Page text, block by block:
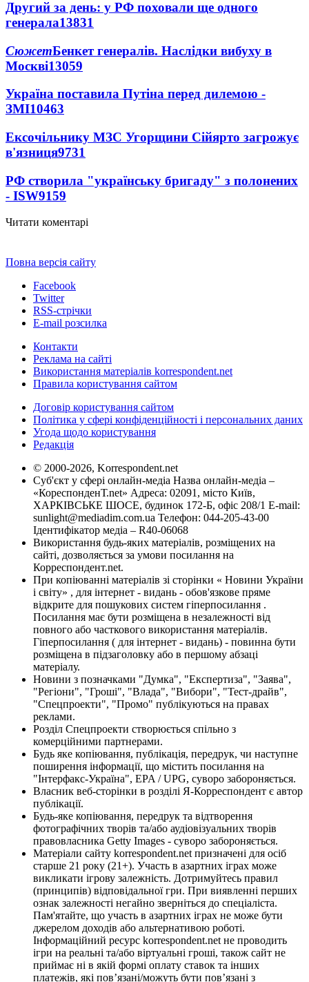
Другий за день: у РФ поховали ще одного
генерала13831
СюжетБенкет генералів. Наслідки вибуху в
Москві13059
Україна поставила Путіна перед дилемою -
ЗМІ10463
Ексочільнику МЗС Угорщини Сійярто загрожує
в'язниця9731
РФ створила "українську бригаду" з полонених
- ISW9159
Читати коментарі
Повна версія сайту
Facebook
Twitter
RSS-стрічки
E-mail розсилка
Контакти
Реклама на сайті
Використання матеріалів korrespondent.net
Правила користування сайтом
Договір користування сайтом
Політика у сфері конфіденційності і персональних даних
Угода щодо користування
Редакція
© 2000-2026, Korrespondent.net
Суб'єкт у сфері онлайн-медіа Назва онлайн-медіа –
«КореспонденТ.net» Адреса: 02091, місто Київ,
ХАРКІВСЬКЕ ШОСЕ, будинок 172-Б, офіс 208/1 E-mail:
sunlight@mediadim.com.ua Телефон: 044-205-43-00
Ідентифікатор медіа – R40-06068
Використання будь-яких матеріалів, розміщених на
сайті, дозволяється за умови посилання на
Корреспондент.net.
При копіюванні матеріалів зі сторінки « Новини України
і світу» , для інтернет - видань - обов'язкове пряме
відкрите для пошукових систем гіперпосилання .
Посилання має бути розміщена в незалежності від
повного або часткового використання матеріалів.
Гіперпосилання ( для інтернет - видань) - повинна бути
розміщена в підзаголовку або в першому абзаці
матеріалу.
Новини з позначками "Думка", "Експертиза", "Заява",
"Регіони", "Гроші", "Влада", "Вибори", "Тест-драйв",
"Спецпроекти", "Промо" публікуються на правах
реклами.
Розділ Спецпроекти створюється спільно з
комерційними партнерами.
Будь яке копіювання, публікація, передрук, чи наступне
поширення інформації, що містить посилання на
"Інтерфакс-Україна", EPA / UPG, суворо забороняється.
Власник веб-сторінки в розділі Я-Корреспондент є автор
публікації.
Будь-яке копіювання, передрук та відтворення
фотографічних творів та/або аудіовізуальних творів
правовласника Getty Images - суворо забороняється.
Матеріали сайту korrespondent.net призначені для осіб
старше 21 року (21+). Участь в азартних іграх може
викликати ігрову залежність. Дотримуйтесь правил
(принципів) відповідальної гри. При виявленні перших
ознак залежності негайно зверніться до спеціаліста.
Пам'ятайте, що участь в азартних іграх не може бути
джерелом доходів або альтернативою роботі.
Інформаційний ресурс korrespondent.net не проводить
ігри на реальні та/або віртуальні гроші, також сайт не
приймає ні в якій формі оплату ставок та інших
платежів, які пов’язані/можуть бути пов’язані з